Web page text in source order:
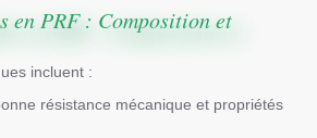
en PRF : Composition et
incluent :
résistance mécanique et propriétés